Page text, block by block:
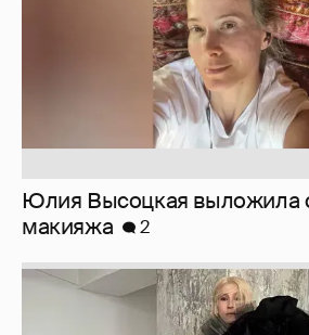
Журналистка Сулим